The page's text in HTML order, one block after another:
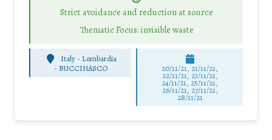
Strict avoidance and reduction at source
Thematic Focus: invisible waste
Italy - Lombardia
- BUCCINASCO 20/11/21, 21/11/21,
22/11/21, 23/11/21,
24/11/21, 25/11/21,
26/11/21, 27/11/21,
28/11/21